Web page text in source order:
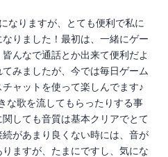
なりますが、とても便利で私に
りました！最初は、一緒にゲー
んなで通話とか出来て便利だよ
みましたが、今では毎日ゲーム
ャットを使って楽しんでます♪
な歌を流してもらったりする事
しても音質は基本クリアでとて
があまり良くない時には、音が
ますが、たまにですし、気にな